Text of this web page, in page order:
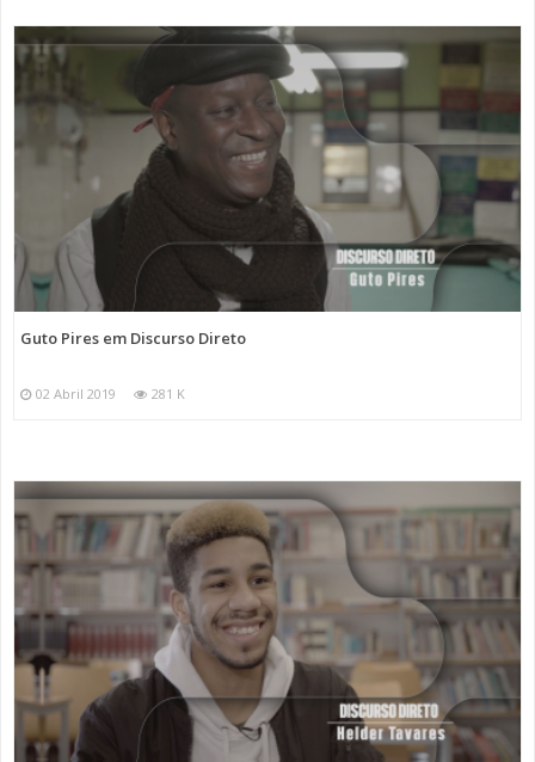
Guto Pires em Discurso Direto
02 Abril 2019 281 K